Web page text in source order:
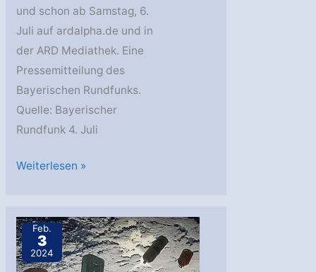
und schon ab Samstag, 6.
Juli auf ardalpha.de und in
der ARD Mediathek. Eine
Pressemitteilung des
Bayerischen Rundfunks.
Quelle: Bayerischer
Rundfunk 4. Juli
Space
Matthias
Maurer
und
Weiterlesen »
Feb.
3
2024